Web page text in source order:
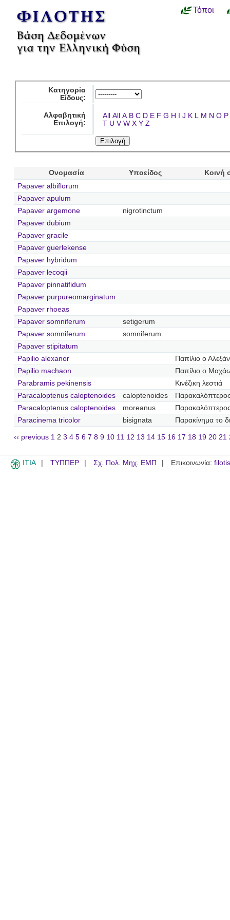
Τόποι
Κατηγορία
Είδους:
Αλφαβητική
Επιλογή:
All All A B C D E F G H I J K L M N O P
T U V W X Y Z
Ονομασία Υποείδος
Κοινή
Papaver albiflorum
Papaver apulum
Papaver argemone
nigrotinctum
Papaver dubium
Papaver gracile
Papaver guerlekense
Papaver hybridum
Papaver lecoqii
Papaver pinnatifidum
Papaver purpureomarginatum
Papaver rhoeas
Papaver somniferum
setigerum
Papaver somniferum
somniferum
Papaver stipitatum
Papilio alexanor
Παπίλιο ο
Papilio machaon
Παπίλιο ο
Parabramis pekinensis
Κινέζικη λεστιά
Paracaloptenus caloptenoides
caloptenoides
Paracaloptenus caloptenoides
moreanus
Paracinema tricolor
bisignata Παρακίνημα το
‹‹ previous 1 2 3 4 5 6 7 8 9 10 11 12 13 14 15 16 17 18 19 20 21
ITIA ΤΥΠΠΕΡ Σχ. Πολ. Μηχ. ΕΜΠ Επικοινωνία: